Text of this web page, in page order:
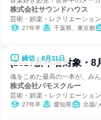
株式会社サウンドハウス
芸術・娯楽・レクリエーション
27年卒 千葉県、東京都
締切：8月31日
(2027新卒者対象・8
魂をこめた最高の一本が、みん
株式会社バモスクルー
芸術・娯楽・レクリエーショ
27年卒 愛知県 出版/